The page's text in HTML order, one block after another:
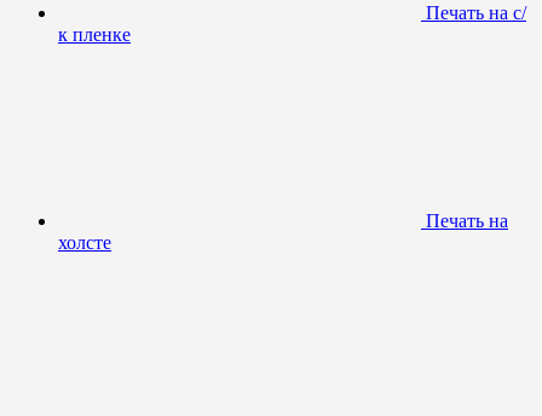
Печать на с/
к пленке
Печать на
холсте